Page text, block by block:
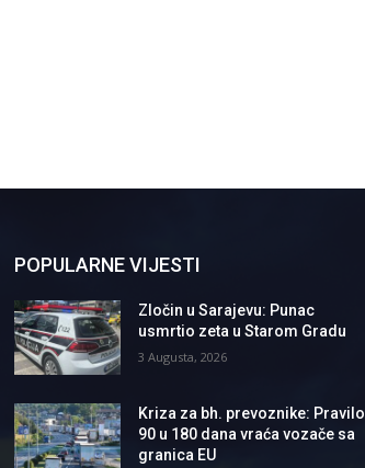
POPULARNE VIJESTI
Zločin u Sarajevu: Punac
usmrtio zeta u Starom Gradu
3 Augusta, 2026
Kriza za bh. prevoznike: Pravilo
90 u 180 dana vraća vozače sa
granica EU